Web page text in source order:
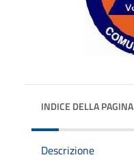
INDICE DELLA PAGINA
Descrizione